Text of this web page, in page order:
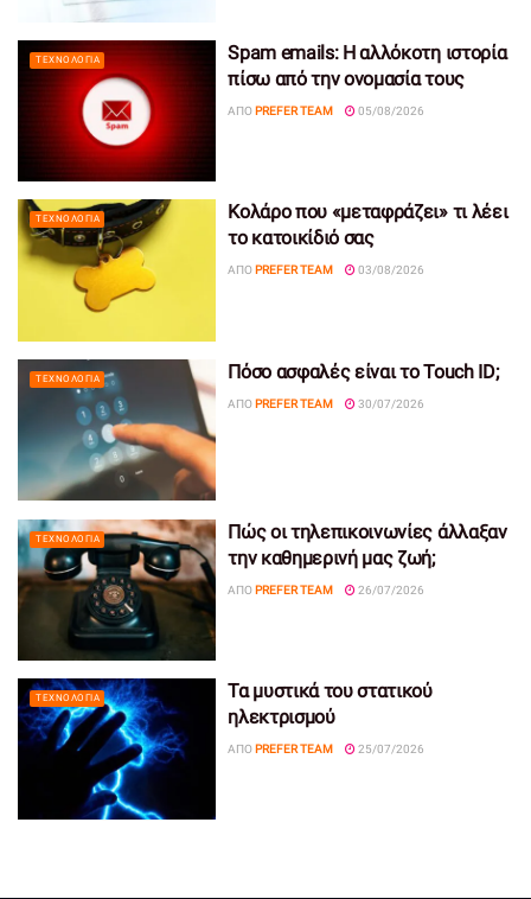
ΤΕΧΝΟΛΟΓΊΑ
Spam emails: Η αλλόκοτη ιστορία
πίσω από την ονομασία τους
ΑΠΌ PREFER TEAM 05/08/2026
ΤΕΧΝΟΛΟΓΊΑ
Κολάρο που «μεταφράζει» τι λέει
το κατοικίδιό σας
ΑΠΌ PREFER TEAM 03/08/2026
ΤΕΧΝΟΛΟΓΊΑ Πόσο ασφαλές είναι το Touch ID;
ΑΠΌ PREFER TEAM 30/07/2026
ΤΕΧΝΟΛΟΓΊΑ
Πώς οι τηλεπικοινωνίες άλλαξαν
την καθημερινή μας ζωή;
ΑΠΌ PREFER TEAM 26/07/2026
ΤΕΧΝΟΛΟΓΊΑ
Τα μυστικά του στατικού
ηλεκτρισμού
ΑΠΌ PREFER TEAM 25/07/2026